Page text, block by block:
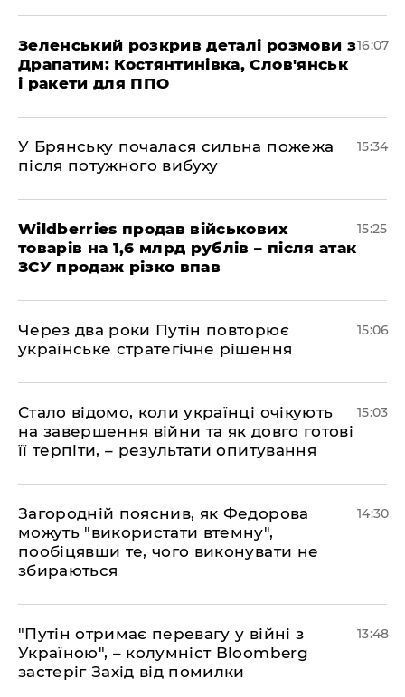
Зеленський розкрив деталі розмови з
Драпатим: Костянтинівка, Слов'янськ
і ракети для ППО
16:07
У Брянську почалася сильна пожежа
після потужного вибуху
15:34
Wildberries продав військових
товарів на 1,6 млрд рублів – після атак
ЗСУ продаж різко впав
15:25
Через два роки Путін повторює
українське стратегічне рішення
15:06
Стало відомо, коли українці очікують
на завершення війни та як довго готові
її терпіти, – результати опитування
15:03
Загородній пояснив, як Федорова
можуть "використати втемну",
пообіцявши те, чого виконувати не
збираються
14:30
"Путін отримає перевагу у війні з
Україною", – колумніст Bloomberg
застеріг Захід від помилки
13:48